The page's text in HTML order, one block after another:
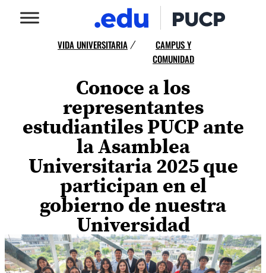
VIDA UNIVERSITARIA /
CAMPUS Y
COMUNIDAD
Conoce a los
representantes
estudiantiles PUCP ante
la Asamblea
Universitaria 2025 que
participan en el
gobierno de nuestra
Universidad